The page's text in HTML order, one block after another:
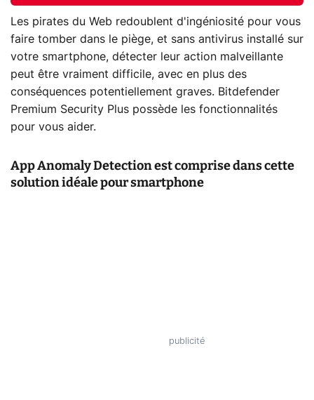
Les pirates du Web redoublent d'ingéniosité pour vous
faire tomber dans le piège, et sans antivirus installé sur
votre smartphone, détecter leur action malveillante
peut être vraiment difficile, avec en plus des
conséquences potentiellement graves. Bitdefender
Premium Security Plus possède les fonctionnalités
pour vous aider.
App Anomaly Detection est comprise dans cette
solution idéale pour smartphone